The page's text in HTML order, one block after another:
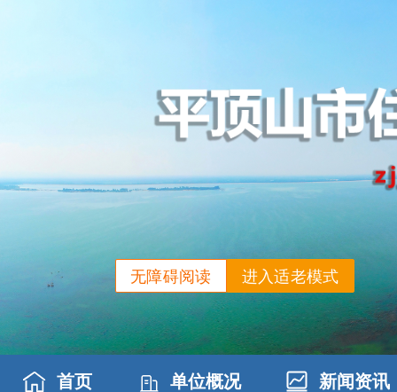
进入适老模式
无障碍阅读
首页 单位概况 新闻资讯